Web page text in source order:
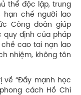
thể độc lập, trung
hạn chế người lao
Công đoàn giúp
quy định của pháp
chế cao tai nạn lao
nhiệm, không tôn
về “Đẩy mạnh học
cách Hồ Chí